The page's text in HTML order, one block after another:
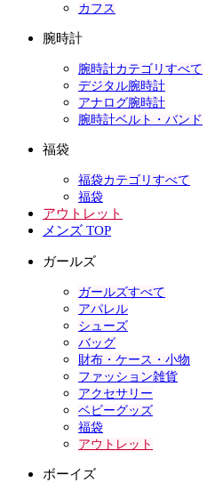
カフス
腕時計
腕時計カテゴリすべて
デジタル腕時計
アナログ腕時計
腕時計ベルト・バンド
福袋
福袋カテゴリすべて
福袋
アウトレット
メンズ TOP
ガールズ
ガールズすべて
アパレル
シューズ
バッグ
財布・ケース・小物
ファッション雑貨
アクセサリー
ベビーグッズ
福袋
アウトレット
ボーイズ